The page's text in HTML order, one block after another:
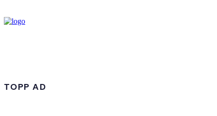
TOPP AD